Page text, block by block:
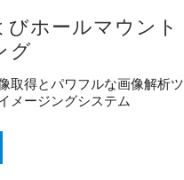
びホールマウント
グ
取得とパワフルな画像解析ツ
メージングシステム